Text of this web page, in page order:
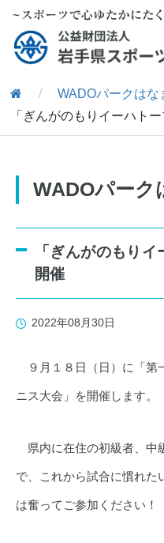
/ WADOパークはな
「ぎんがのもりイーハト
WADOパーク
「ぎんがのもりイ
開催
2022年08月30日
９月１８日（日）に「第
ニス大会」を開催します。
県内に在住の初級者、中
で、これから試合に慣れた
は奮ってご参加ください！